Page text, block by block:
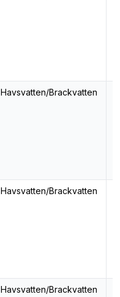
Havsvatten/Brackvatten
Havsvatten/Brackvatten
Havsvatten/Brackvatten